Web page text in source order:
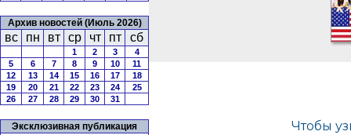
Архив новостей (Июль 2026)
вс пн вт ср чт пт сб
1 2 3
4
5
6 7 8 9 10
11
12
13 14 15 16 17
18
19
20 21 22 23 24
25
26
27 28 29 30 31
Эксклюзивная публикация